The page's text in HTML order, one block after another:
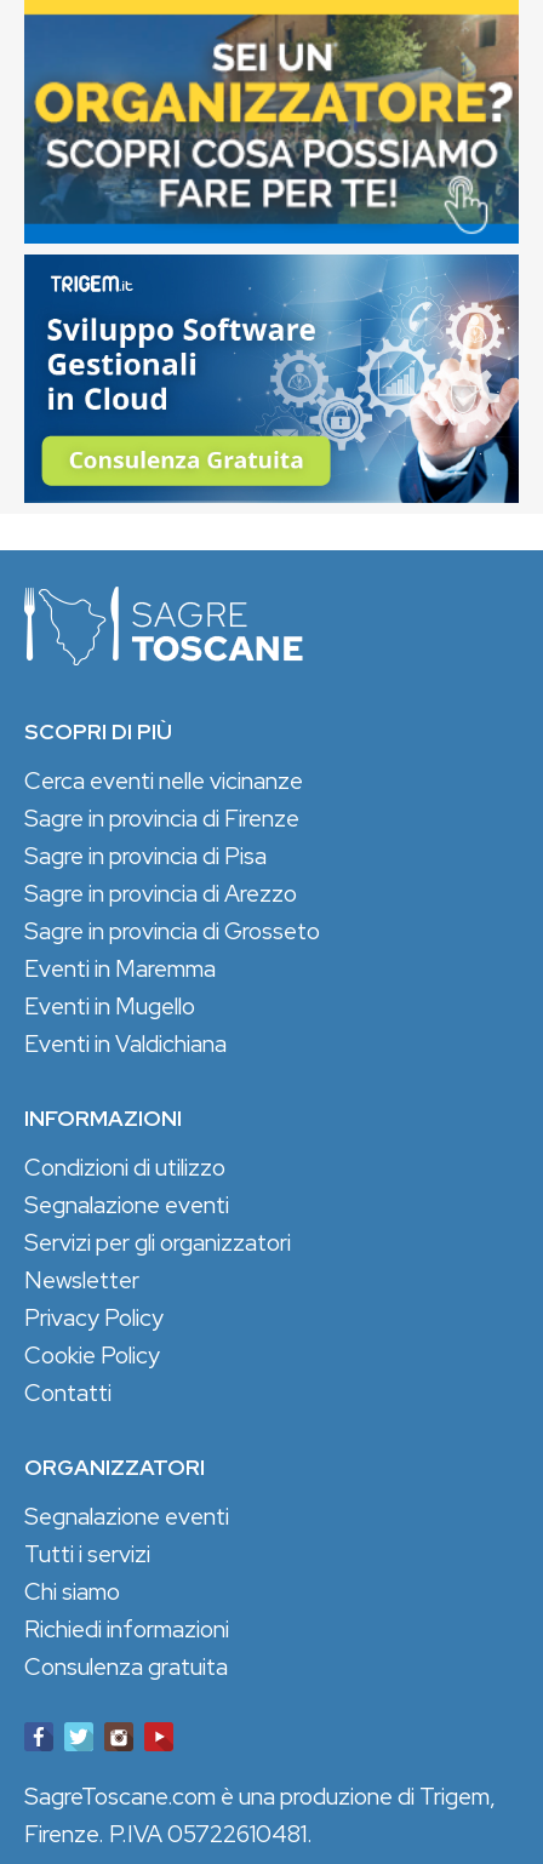
SCOPRI DI PIÙ
Cerca eventi nelle vicinanze
Sagre in provincia di Firenze
Sagre in provincia di Pisa
Sagre in provincia di Arezzo
Sagre in provincia di Grosseto
Eventi in Maremma
Eventi in Mugello
Eventi in Valdichiana
INFORMAZIONI
Condizioni di utilizzo
Segnalazione eventi
Servizi per gli organizzatori
Newsletter
Privacy Policy
Cookie Policy
Contatti
ORGANIZZATORI
Segnalazione eventi
Tutti i servizi
Chi siamo
Richiedi informazioni
Consulenza gratuita
SagreToscane.com è una produzione di Trigem,
Firenze. P.IVA 05722610481.